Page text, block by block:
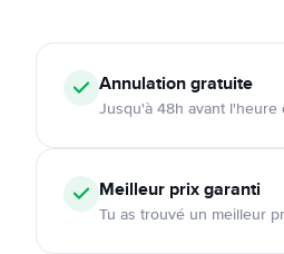
Annulationgratuite
Jusqu'à 48h avant
Meilleur prix garanti
Tu as trouvé un meilleur